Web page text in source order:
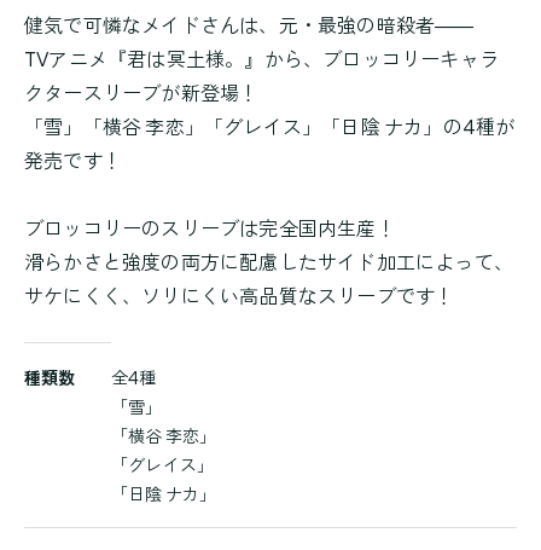
健気で可憐なメイドさんは、元・最強の暗殺者――
TVアニメ『君は冥土様。』から、ブロッコリーキャラ
クタースリーブが新登場！
「雪」「横谷 李恋」「グレイス」「日陰 ナカ」の4種が
発売です！
ブロッコリーのスリーブは完全国内生産！
滑らかさと強度の両方に配慮したサイド加工によって、
サケにくく、ソリにくい高品質なスリーブです！
品
種類数
全4種
「雪」
「横谷 李恋」
「グレイス」
「日陰 ナカ」